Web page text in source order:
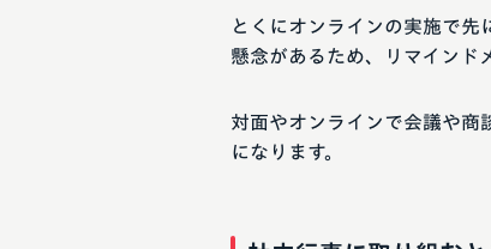
とくにオンラインの実施で先
懸念があるため、リマインド
対面やオンラインで会議や商
になります。